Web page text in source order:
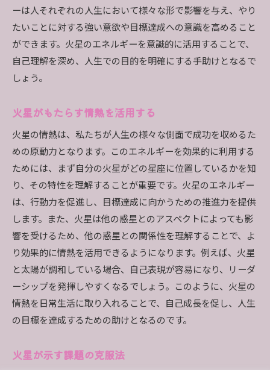
ーは人それぞれの人生において様々な形で影響を与え、やり
たいことに対する強い意欲や目標達成への意識を高めること
ができます。火星のエネルギーを意識的に活用することで、
自己理解を深め、人生での目的を明確にする手助けとなるで
しょう。
火星がもたらす情熱を活用する
火星の情熱は、私たちが人生の様々な側面で成功を収めるた
めの原動力となります。このエネルギーを効果的に利用する
ためには、まず自分の火星がどの星座に位置しているかを知
り、その特性を理解することが重要です。火星のエネルギー
は、行動力を促進し、目標達成に向かうための推進力を提供
します。また、火星は他の惑星とのアスペクトによっても影
響を受けるため、他の惑星との関係性を理解することで、よ
り効果的に情熱を活用できるようになります。例えば、火星
と太陽が調和している場合、自己表現が容易になり、リーダ
ーシップを発揮しやすくなるでしょう。このように、火星の
情熱を日常生活に取り入れることで、自己成長を促し、人生
の目標を達成するための助けとなるのです。
火星が示す課題の克服法